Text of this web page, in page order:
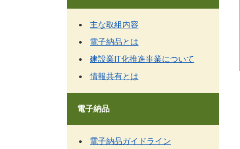
主な取組内容
電子納品とは
建設業IT化推進事業について
情報共有とは
電子納品
電子納品ガイドライン